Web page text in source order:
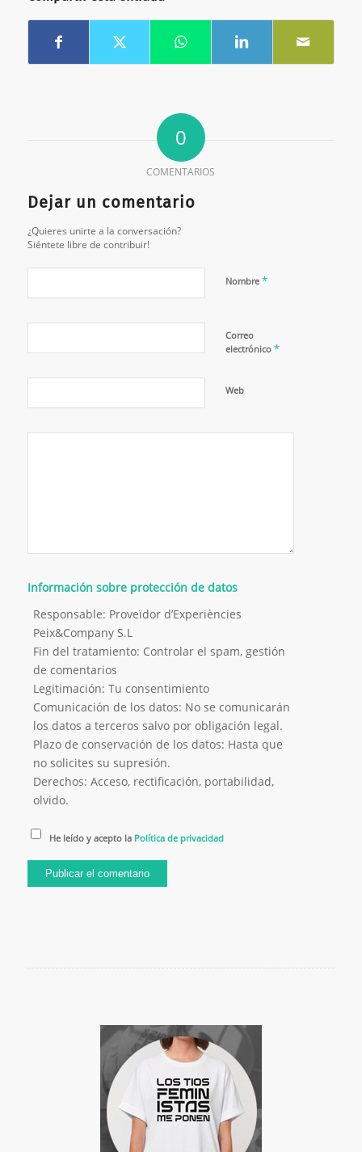
0
COMENTARIOS
Dejar un comentario
¿Quieres unirte a la conversación?
Siéntete libre de contribuir!
Nombre *
Correo
electrónico *
Web
Información sobre protección de datos
Responsable: Proveïdor d’Experiències
Peix&Company S.L
Fin del tratamiento: Controlar el spam, gestión
de comentarios
Legitimación: Tu consentimiento
Comunicación de los datos: No se comunicarán
los datos a terceros salvo por obligación legal.
Plazo de conservación de los datos: Hasta que
no solicites su supresión.
Derechos: Acceso, rectificación, portabilidad,
olvido.
He leído y acepto la Política de privacidad